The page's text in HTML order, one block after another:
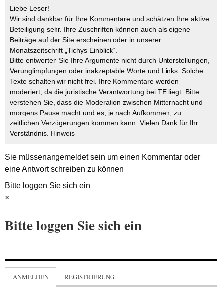
Liebe Leser!
Wir sind dankbar für Ihre Kommentare und schätzen Ihre aktive
Beteiligung sehr. Ihre Zuschriften können auch als eigene
Beiträge auf der Site erscheinen oder in unserer
Monatszeitschrift „Tichys Einblick“.
Bitte entwerten Sie Ihre Argumente nicht durch Unterstellungen,
Verunglimpfungen oder inakzeptable Worte und Links. Solche
Texte schalten wir nicht frei. Ihre Kommentare werden
moderiert, da die juristische Verantwortung bei TE liegt. Bitte
verstehen Sie, dass die Moderation zwischen Mitternacht und
morgens Pause macht und es, je nach Aufkommen, zu
zeitlichen Verzögerungen kommen kann. Vielen Dank für Ihr
Verständnis. Hinweis
Sie müssenangemeldetsein um einen Kommentar oder
eine Antwort schreiben zu können
Bitte loggen Sie sich ein
×
Bitte loggen Sie sich ein
ANMELDEN REGISTRIERUNG